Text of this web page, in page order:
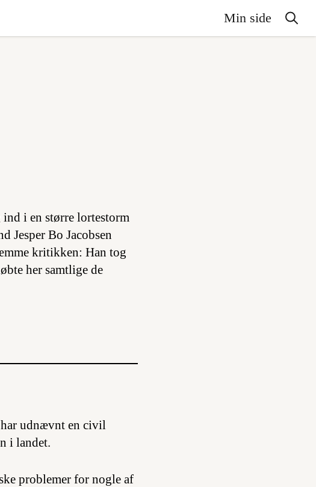
Min side
ind i en større lortestorm
Jesper Bo Jacobsen
kritikken: Han tog
her samtlige de
udnævnt en civil
i landet.
problemer for nogle af